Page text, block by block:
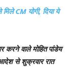
CM योगी, दिया ये
करने वाले मोहित पांडेय
आदेश से शुक्रवार रात